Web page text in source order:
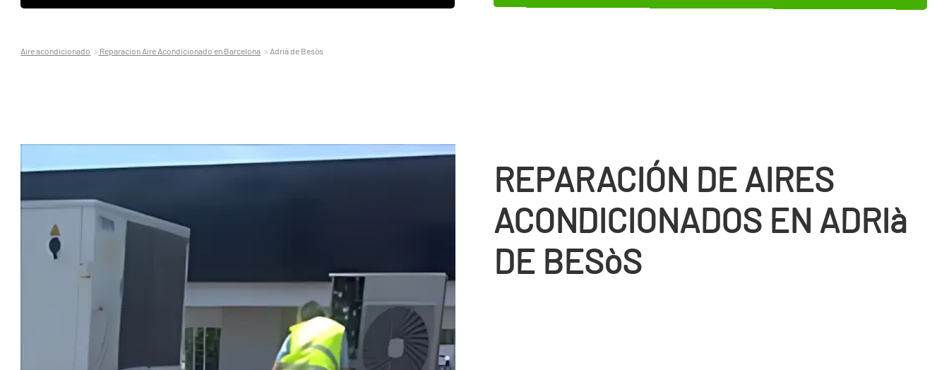
Aire acondicionado Reparacion Aire Acondicionado en Barcelona Adrià de Besòs
REPARACIÓN DE AIRES
ACONDICIONADOS EN ADRIà
DE BESòS